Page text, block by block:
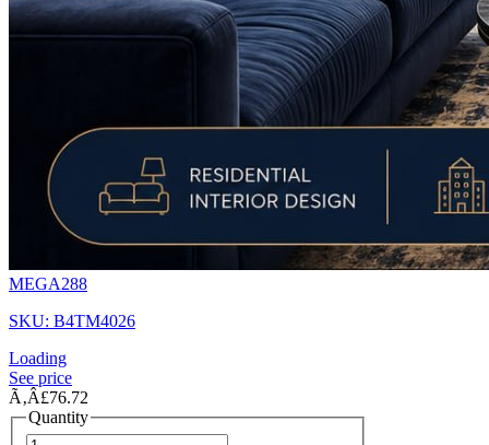
MEGA288
SKU: B4TM4026
Loading
See price
Ã‚Â£76.72
Quantity